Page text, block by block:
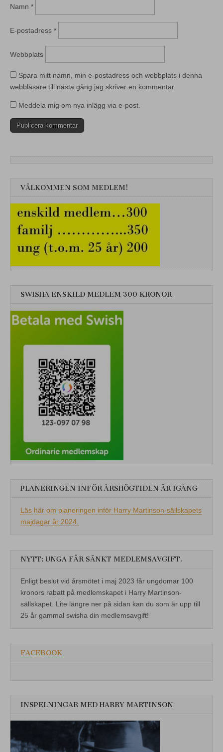
Namn *
E-postadress *
Webbplats
Spara mitt namn, min e-postadress och webbplats i denna
webbläsare till nästa gång jag skriver en kommentar.
Meddela mig om nya inlägg via e-post.
VÄLKOMMEN SOM MEDLEM!
SWISHA ENSKILD MEDLEM 300 KRONOR
PLANERINGEN INFÖR ÅRSHÖGTIDEN ÄR IGÅNG
Läs här om planeringen inför Harry Martinson-sällskapets
majdagar år 2024.
NYTT: UNGA FÅR SÄNKT MEDLEMSAVGIFT.
Enligt beslut vid årsmötet i maj 2023 får ungdomar 100
kronors rabatt på medlemskapet i Harry Martinson-
sällskapet. Lite längre ner på sidan kan du som är upp till
25 år gammal swisha din medlemsavgift!
FACEBOOK
INSPELNINGAR MED HARRY MARTINSON